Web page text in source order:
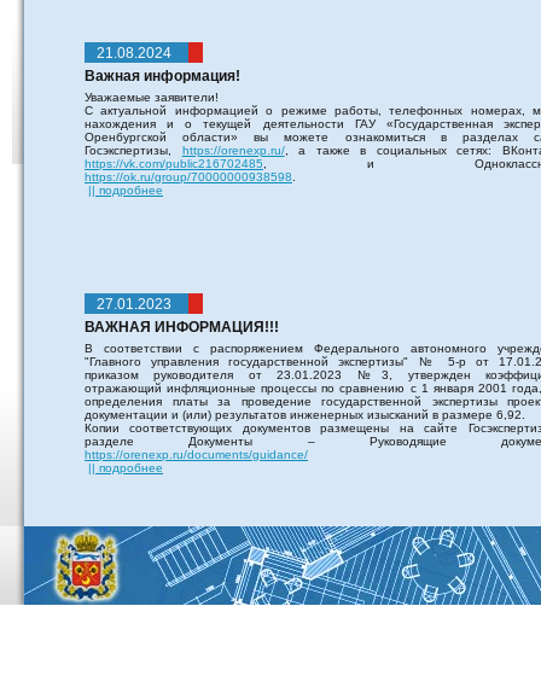
21.08.2024
Важная информация!
Уважаемые заявители!
С актуальной информацией о режиме работы, телефонных номерах,
нахождения и о текущей деятельности ГАУ «Государственная
Оренбургской области» вы можете ознакомиться в разделах
Госэкспертизы, https://orenexp.ru/, а также в социальных сетях:
https://vk.com/public216702485 , и
https://ok.ru/group/70000000938598
|| подробнее
27.01.2023
ВАЖНАЯ ИНФОРМАЦИЯ!!!
В соответствии с распоряжением Федерального автономного
"Главного управления государственной экспертизы" № 5-р от
приказом руководителя от 23.01.2023 №3, утвержден
отражающий инфляционные процессы по сравнению с 1 января 2001
определения платы за проведение государственной экспертизы
документации и (или) результатов инженерных изысканий в размере 6,92.
Копии соответствующих документов размещены на сайте
разделе Документы – Руководящие
https://orenexp.ru/documents/guidance/
|| подробнее